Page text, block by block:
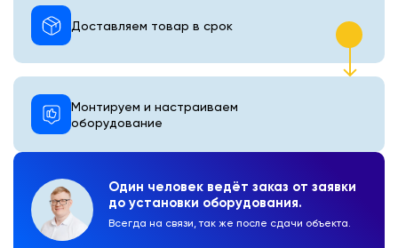
Один человек ведёт заказ от заявки
до установки оборудования.
Всегда на связи, так же после сдачи объекта.
Монтируем и настраиваем
оборудование
Доставляем товар в срок